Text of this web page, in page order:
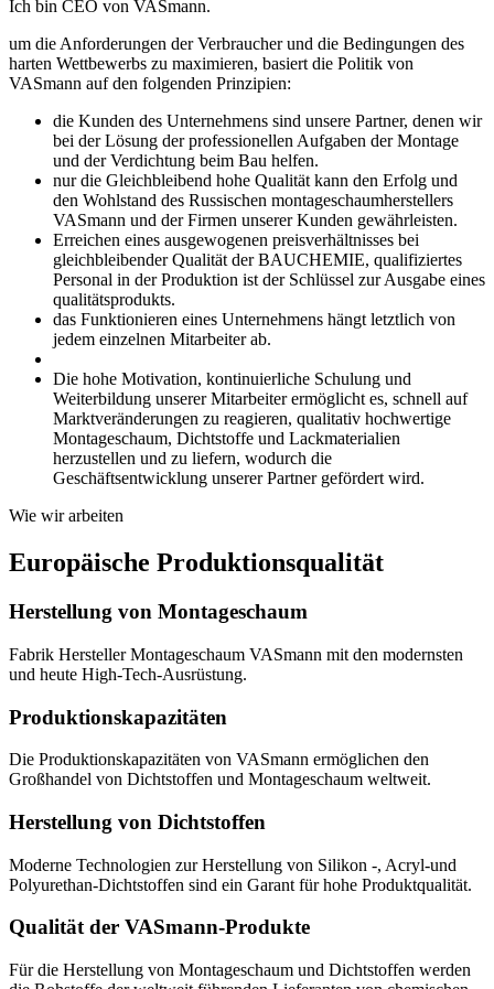
Ich bin CEO von VASmann.
um die Anforderungen der Verbraucher und die Bedingungen des
harten Wettbewerbs zu maximieren, basiert die Politik von
VASmann auf den folgenden Prinzipien:
die Kunden des Unternehmens sind unsere Partner, denen wir
bei der Lösung der professionellen Aufgaben der Montage
und der Verdichtung beim Bau helfen.
nur die Gleichbleibend hohe Qualität kann den Erfolg und
den Wohlstand des Russischen montageschaumherstellers
VASmann und der Firmen unserer Kunden gewährleisten.
Erreichen eines ausgewogenen preisverhältnisses bei
gleichbleibender Qualität der BAUCHEMIE, qualifiziertes
Personal in der Produktion ist der Schlüssel zur Ausgabe eines
qualitätsprodukts.
das Funktionieren eines Unternehmens hängt letztlich von
jedem einzelnen Mitarbeiter ab.
Die hohe Motivation, kontinuierliche Schulung und
Weiterbildung unserer Mitarbeiter ermöglicht es, schnell auf
Marktveränderungen zu reagieren, qualitativ hochwertige
Montageschaum, Dichtstoffe und Lackmaterialien
herzustellen und zu liefern, wodurch die
Geschäftsentwicklung unserer Partner gefördert wird.
Wie wir arbeiten
Europäische Produktionsqualität
Herstellung von Montageschaum
Fabrik Hersteller Montageschaum VASmann mit den modernsten
und heute High-Tech-Ausrüstung.
Produktionskapazitäten
Die Produktionskapazitäten von VASmann ermöglichen den
Großhandel von Dichtstoffen und Montageschaum weltweit.
Herstellung von Dichtstoffen
Moderne Technologien zur Herstellung von Silikon -, Acryl-und
Polyurethan-Dichtstoffen sind ein Garant für hohe Produktqualität.
Qualität der VASmann-Produkte
Für die Herstellung von Montageschaum und Dichtstoffen werden